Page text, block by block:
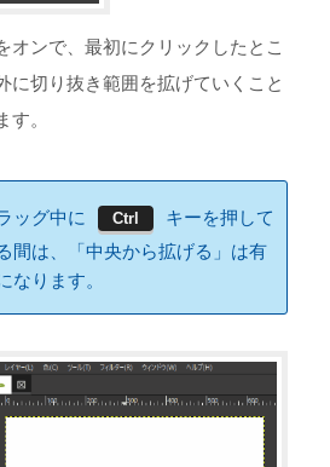
オンで、最初にクリックしたとこ
に切り抜き範囲を拡げていくこと
。
ッグ中に Ctrl
キーを押して
間は、「中央から拡げる」は有
なります。